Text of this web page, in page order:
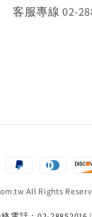
客服專線 02-
All Rights